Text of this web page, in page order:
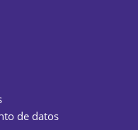
de datos